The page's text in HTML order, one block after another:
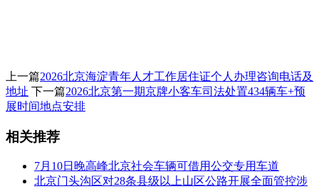
上一篇2026北京海淀青年人才工作居住证个人办理咨询电话及
地址 下一篇2026北京第一期京牌小客车司法处置434辆车+预
展时间地点安排
相关推荐
7月10日晚高峰北京社会车辆可借用公交专用车道
北京门头沟区对28条县级以上山区公路开展全面管控涉